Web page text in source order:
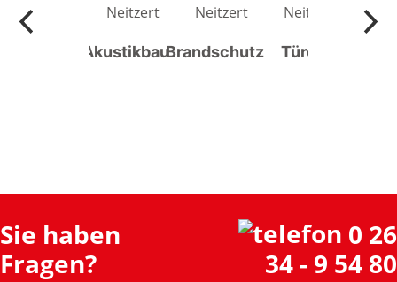
AkustikbauBrandschutz Türen
Sie haben
Fragen?
0 26
34 - 9 54 80